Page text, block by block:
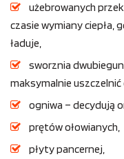
użebrowanych
czasie wymiany ciepła,
ładuje,
sworznia
maksymalnie uszczelnić
ogniwa – decydują
prętów ołowianych,
płyty pancernej,